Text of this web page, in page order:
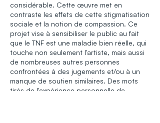
considérable. Cette œuvre met en
contraste les effets de cette stigmatisation
sociale et la notion de compassion. Ce
projet vise à sensibiliser le public au fait
que le TNF est une maladie bien réelle, qui
touche non seulement l'artiste, mais aussi
de nombreuses autres personnes
confrontées à des jugements et/ou à un
manque de soutien similaires. Des mots
tirés de l'expérience personnelle de